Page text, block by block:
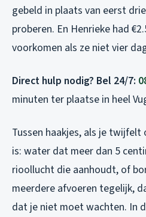
gebeld in plaats van eerst
proberen. En Henrieke had
voorkomen als ze niet vier
Direct hulp nodig? Bel 24/7:
minuten ter plaatse in heel
Tussen haakjes, als je
is: water dat meer dan 5
rioollucht die aanhoudt, of
meerdere afvoeren tegelijk,
dat je niet moet wachten. In